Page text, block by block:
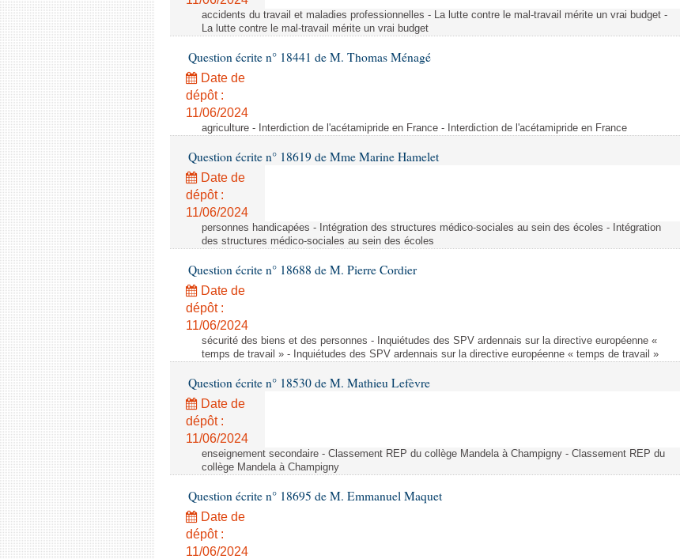
accidents du travail et maladies professionnelles - La lutte contre le mal-travail mérite un vrai budget -
La lutte contre le mal-travail mérite un vrai budget
Question écrite n° 18441 de M. Thomas Ménagé
Date de
dépôt :
11/06/2024
agriculture - Interdiction de l'acétamipride en France - Interdiction de l'acétamipride en France
Question écrite n° 18619 de Mme Marine Hamelet
Date de
dépôt :
11/06/2024
personnes handicapées - Intégration des structures médico-sociales au sein des écoles - Intégration
des structures médico-sociales au sein des écoles
Question écrite n° 18688 de M. Pierre Cordier
Date de
dépôt :
11/06/2024
sécurité des biens et des personnes - Inquiétudes des SPV ardennais sur la directive européenne «
temps de travail » - Inquiétudes des SPV ardennais sur la directive européenne « temps de travail »
Question écrite n° 18530 de M. Mathieu Lefèvre
Date de
dépôt :
11/06/2024
enseignement secondaire - Classement REP du collège Mandela à Champigny - Classement REP du
collège Mandela à Champigny
Question écrite n° 18695 de M. Emmanuel Maquet
Date de
dépôt :
11/06/2024